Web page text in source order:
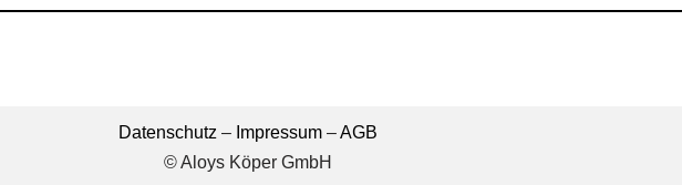
Datenschutz – Impressum –AGB
© Aloys Köper GmbH